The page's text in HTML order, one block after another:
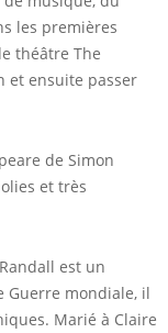
les premières
théâtre The
et ensuite passer
de Simon
et très
est un
Guerre mondiale, il
Marié à Claire